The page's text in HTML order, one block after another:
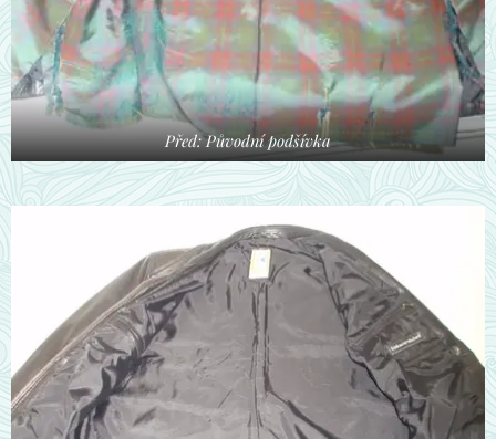
Před: Původní podšívka